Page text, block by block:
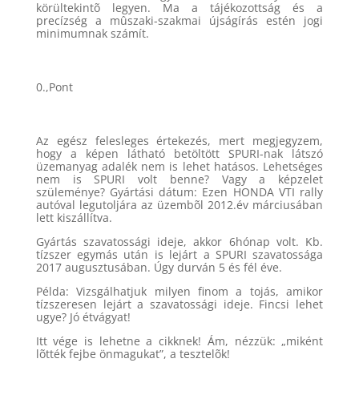
körültekintõ legyen. Ma a tájékozottság és a
precízség a mûszaki-szakmai újságírás estén jogi
minimumnak számít.
0.,Pont
Az egész felesleges értekezés, mert megjegyzem,
hogy a képen látható betöltött SPURI-nak látszó
üzemanyag adalék nem is lehet hatásos. Lehetséges
nem is SPURI volt benne? Vagy a képzelet
szüleménye? Gyártási dátum: Ezen HONDA VTI rally
autóval legutoljára az üzembõl 2012.év márciusában
lett kiszállítva.
Gyártás szavatossági ideje, akkor 6hónap volt. Kb.
tízszer egymás után is lejárt a SPURI szavatossága
2017 augusztusában. Úgy durván 5 és fél éve.
Példa: Vizsgálhatjuk milyen finom a tojás, amikor
tízszeresen lejárt a szavatossági ideje. Fincsi lehet
ugye? Jó étvágyat!
Itt vége is lehetne a cikknek! Ám, nézzük: „miként
lõtték fejbe önmagukat”, a tesztelõk!